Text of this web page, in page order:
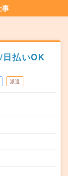
事
日払いOK
派遣